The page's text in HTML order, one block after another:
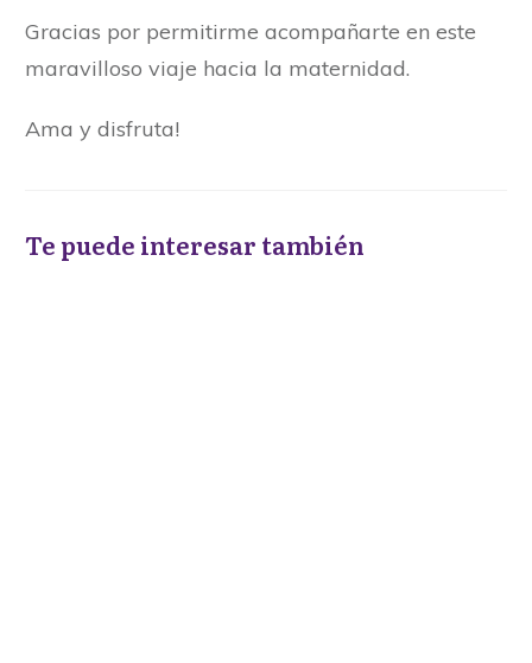
Gracias por permitirme acompañarte en este
maravilloso viaje hacia la maternidad.
Ama y disfruta!
Te puede interesar también